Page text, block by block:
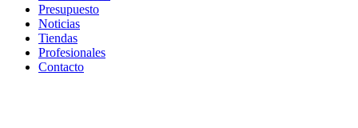
Presupuesto
Noticias
Tiendas
Profesionales
Contacto